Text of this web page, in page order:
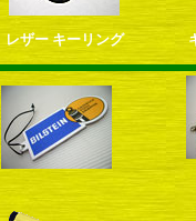
レザー キーリング